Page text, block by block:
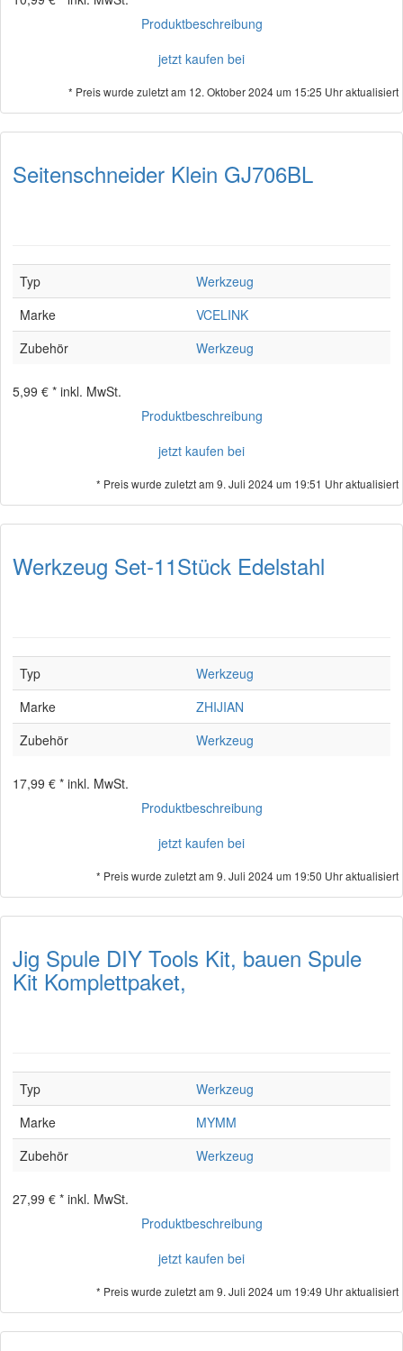
Produktbeschreibung
jetzt kaufen bei
* Preis wurde zuletzt am 12. Oktober 2024 um 15:25 Uhr aktualisiert
Seitenschneider Klein GJ706BL
Typ
Werkzeug
Marke
VCELINK
Zubehör
Werkzeug
5,99 € * inkl. MwSt.
Produktbeschreibung
jetzt kaufen bei
* Preis wurde zuletzt am 9. Juli 2024 um 19:51 Uhr aktualisiert
Werkzeug Set-11Stück Edelstahl
Typ
Werkzeug
Marke
ZHIJIAN
Zubehör
Werkzeug
17,99 € * inkl. MwSt.
Produktbeschreibung
jetzt kaufen bei
* Preis wurde zuletzt am 9. Juli 2024 um 19:50 Uhr aktualisiert
Jig Spule DIY Tools Kit, bauen Spule
Kit Komplettpaket,
Typ
Werkzeug
Marke
MYMM
Zubehör
Werkzeug
27,99 € * inkl. MwSt.
Produktbeschreibung
jetzt kaufen bei
* Preis wurde zuletzt am 9. Juli 2024 um 19:49 Uhr aktualisiert